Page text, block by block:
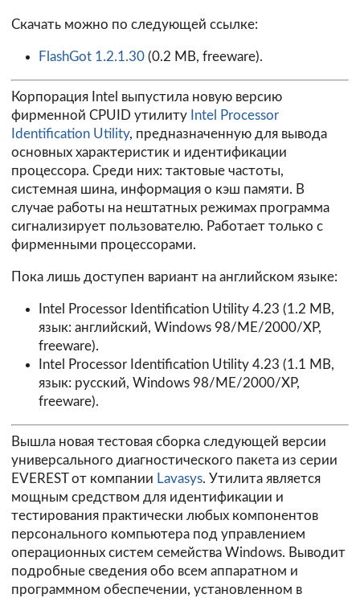
Скачать можно по следующей ссылке:
FlashGot 1.2.1.30(0.2 MB, freeware).
Корпорация Intel выпустила новую версию
фирменной CPUID утилиту Intel Processor
Identification Utility, предназначенную для вывода
основных характеристик и идентификации
процессора. Среди них: тактовые частоты,
системная шина, информация о кэш памяти. В
случае работы на нештатных режимах программа
сигнализирует пользователю. Работает только с
фирменными процессорами.
Пока лишь доступен вариант на английском языке:
Intel Processor Identification Utility 4.23 (1.2 MB,
язык: английский, Windows 98/ME/2000/XP,
freeware).
Intel Processor Identification Utility 4.23 (1.1 MB,
язык: русский, Windows 98/ME/2000/XP,
freeware).
Вышла новая тестовая сборка следующей версии
универсального диагностического пакета из серии
EVEREST от компании Lavasys. Утилита является
мощным средством для идентификации и
тестирования практически любых компонентов
персонального компьютера под управлением
операционных систем семейства Windows. Выводит
подробные сведения обо всем аппаратном и
программном обеспечении, установленном в